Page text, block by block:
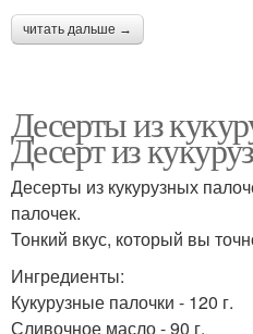
читать дальше →
Десерты из
Десерт из
Десерты из кукурузных
палочек.
Тонкий вкус, который вы
Ингредиенты:
Кукурузные палочки - 120 г.
Сливочное масло - 90 г.